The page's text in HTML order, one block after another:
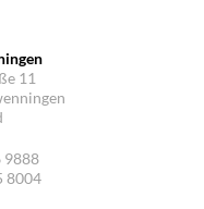
11
9888
8004